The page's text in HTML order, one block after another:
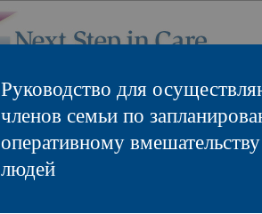
Руководство для
членов семьи по
оперативному
людей